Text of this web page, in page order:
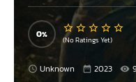
0 (No Ratings Yet)
Unknown 2023